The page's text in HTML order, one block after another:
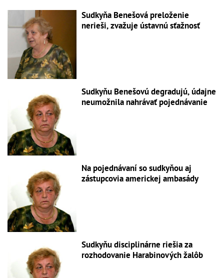
Sudkyňa Benešová preloženie
nerieši, zvažuje ústavnú sťažnosť
Sudkyňu Benešovú degradujú, údajne
neumožnila nahrávať pojednávanie
Na pojednávaní so sudkyňou aj
zástupcovia americkej ambasády
Sudkyňu disciplinárne riešia za
rozhodovanie Harabinových žalôb